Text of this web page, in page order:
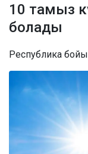
10 тамыз
болады
Республика